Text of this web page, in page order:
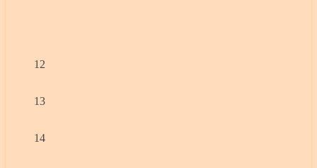
12
13
14